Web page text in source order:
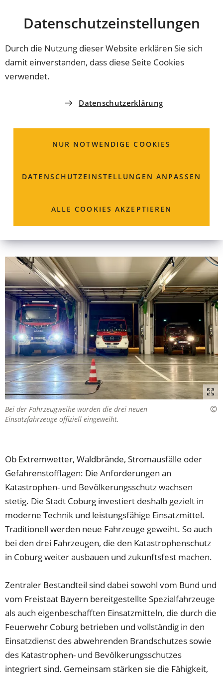
Datenschutz­einstellungen
Durch die Nutzung dieser Website erklären Sie sich
damit einverstanden, dass diese Seite Cookies
verwendet.
Datenschutzerklärung
NUR NOTWENDIGE COOKIES
DATENSCHUTZ­EINSTELLUNGEN ANPASSEN
ALLE COOKIES AKZEPTIEREN
INHALT ANSPRINGEN
Coburg
KATASTROPHENSCHUTZ
Drei neue Spezialfahrzeuge erweitern die Möglichkeiten
unterstützen ab sofort für schnelle, flexible Hilfe bei
Stadt gemeinsam mit Bund und Freistaat in moderne
Bei der Fahrzeugweihe wurden die drei neuen
Einsatzfahrzeuge offiziell eingeweiht.
Ob Extremwetter, Waldbrände, Stromausfälle oder
Gefahrenstofflagen: Die Anforderungen an
Katastrophen- und Bevölkerungsschutz wachsen
stetig. Die Stadt Coburg investiert deshalb gezielt in
moderne Technik und leistungsfähige Einsatzmittel.
Traditionell werden neue Fahrzeuge geweiht. So auch
bei den drei Fahrzeugen, die den Katastrophenschutz
in Coburg weiter ausbauen und zukunftsfest machen.
Zentraler Bestandteil sind dabei sowohl vom Bund und
vom Freistaat Bayern bereitgestellte Spezialfahrzeuge
als auch eigenbeschafften Einsatzmitteln, die durch die
Feuerwehr Coburg betrieben und vollständig in den
Einsatzdienst des abwehrenden Brandschutzes sowie
des Katastrophen- und Bevölkerungsschutzes
integriert sind. Gemeinsam stärken sie die Fähigkeit,